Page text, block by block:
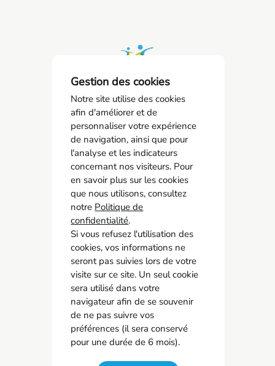
SPSTI 23/87
05 55 77 65 63
contact@spsti23-87.fr
Accès rapide
Contact
Recrutement
Adhérer
Mon espace adhérent
Instance Représentative du Personnel
Réseaux sociaux
Gestion des cookies
Notre site utilise des cookies
afin d'améliorer et de
personnaliser votre expérience
de navigation, ainsi que pour
l'analyse et les indicateurs
concernant nos visiteurs. Pour
en savoir plus sur les cookies
que nous utilisons, consultez
notre Politique de
confidentialité.
Si vous refusez l'utilisation des
cookies, vos informations ne
seront pas suivies lors de votre
visite sur ce site. Un seul cookie
sera utilisé dans votre
navigateur afin de se souvenir
de ne pas suivre vos
préférences (il sera conservé
pour une durée de 6 mois).